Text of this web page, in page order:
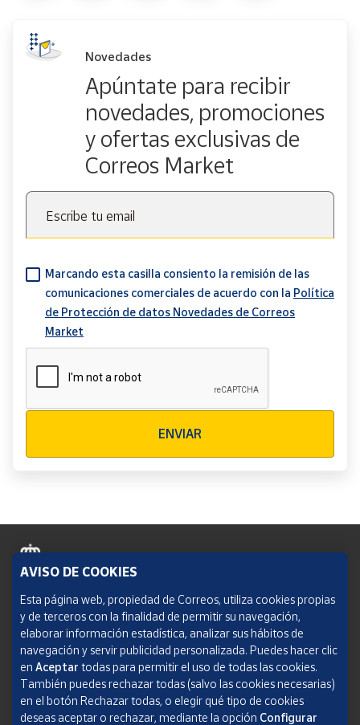
Novedades
Apúntate para recibir
novedades, promociones
y ofertas exclusivas de
Correos Market
Escribe tu email
Marcando esta casilla consiento la remisión de las
comunicaciones comerciales de acuerdo con la Política
de Protección de datos Novedades de Correos
Market
ENVIAR
Política de cookies
Aviso legal
Condiciones del servicio
Política de Privacidad Web
AVISO DE COOKIES
Esta página web, propiedad de Correos, utiliza cookies propias
y de terceros con la finalidad de permitir su navegación,
elaborar información estadística, analizar sus hábitos de
navegación y servir publicidad personalizada. Puedes hacer clic
en Aceptar todas para permitir el uso de todas las cookies.
También puedes rechazar todas (salvo las cookies necesarias)
en el botón Rechazar todas, o elegir qué tipo de cookies
deseas aceptar o rechazar, mediante la opción Configurar